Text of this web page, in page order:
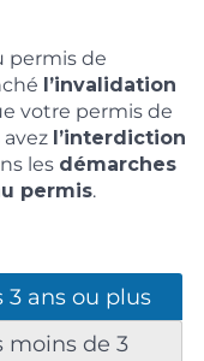
permis de
l’invalidation
votre permis de
l’interdiction
les démarches
permis.
3 ans ou plus
moins de 3